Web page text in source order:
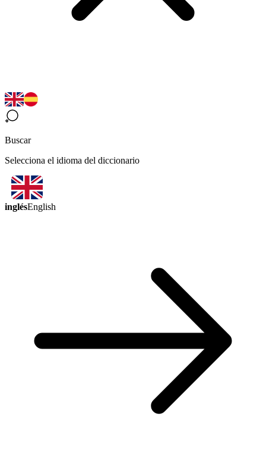
Buscar
Selecciona el idioma del diccionario
inglésEnglish